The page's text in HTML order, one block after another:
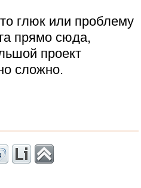
глюк или проблему
прямо сюда,
проект
сложно.